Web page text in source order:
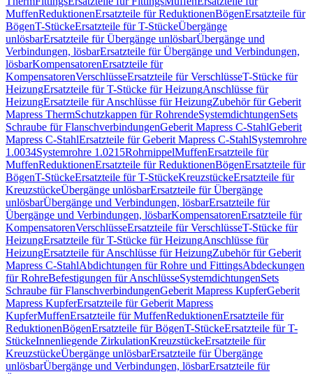
MuffenReduktionenErsatzteile für ReduktionenBögenErsatzteile für
BögenT-StückeErsatzteile für T-StückeÜbergänge
unlösbarErsatzteile für Übergänge unlösbarÜbergänge und
Verbindungen, lösbarErsatzteile für Übergänge und Verbindungen,
lösbarKompensatorenErsatzteile für
KompensatorenVerschlüsseErsatzteile für VerschlüsseT-Stücke für
HeizungErsatzteile für T-Stücke für HeizungAnschlüsse für
HeizungErsatzteile für Anschlüsse für HeizungZubehör für Geberit
Mapress ThermSchutzkappen für RohrendeSystemdichtungenSets
Schraube für FlanschverbindungenGeberit Mapress C-StahlGeberit
Mapress C-StahlErsatzteile für Geberit Mapress C-StahlSystemrohre
1.0034Systemrohre 1.0215RohrnippelMuffenErsatzteile für
MuffenReduktionenErsatzteile für ReduktionenBögenErsatzteile für
BögenT-StückeErsatzteile für T-StückeKreuzstückeErsatzteile für
KreuzstückeÜbergänge unlösbarErsatzteile für Übergänge
unlösbarÜbergänge und Verbindungen, lösbarErsatzteile für
Übergänge und Verbindungen, lösbarKompensatorenErsatzteile für
KompensatorenVerschlüsseErsatzteile für VerschlüsseT-Stücke für
HeizungErsatzteile für T-Stücke für HeizungAnschlüsse für
HeizungErsatzteile für Anschlüsse für HeizungZubehör für Geberit
Mapress C-StahlAbdichtungen für Rohre und FittingsAbdeckungen
für RohreBefestigungen für AnschlüsseSystemdichtungenSets
Schraube für FlanschverbindungenGeberit Mapress KupferGeberit
Mapress KupferErsatzteile für Geberit Mapress
KupferMuffenErsatzteile für MuffenReduktionenErsatzteile für
ReduktionenBögenErsatzteile für BögenT-StückeErsatzteile für T-
StückeInnenliegende ZirkulationKreuzstückeErsatzteile für
KreuzstückeÜbergänge unlösbarErsatzteile für Übergänge
unlösbarÜbergänge und Verbindungen, lösbarErsatzteile für